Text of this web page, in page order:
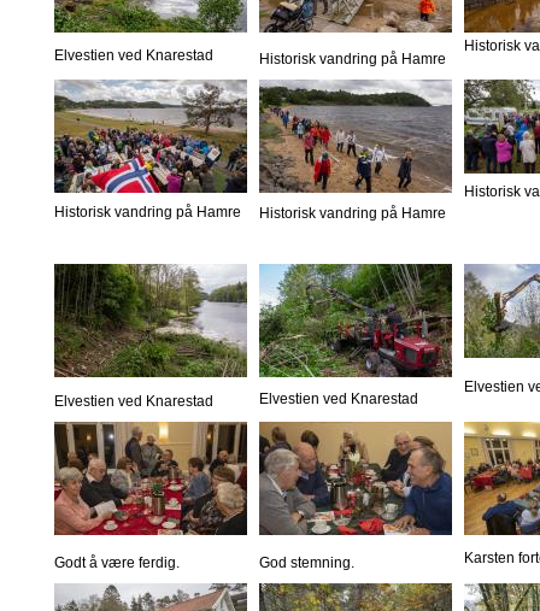
Elvestien ved Knarestad Historisk vandring på Hamre
Historisk
Historisk vandring på Hamre Historisk vandring på Hamre
Historisk
Elvestien ved Knarestad Elvestien ved Knarestad
Elvestien
Godt å være ferdig. God stemning. Karsten